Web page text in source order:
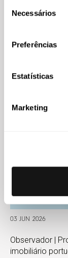
Necessários
Preferências
Estatísticas
Marketing
19 JUN 2026
seminário em
03 JUN 2026
Observador |
imobiliário